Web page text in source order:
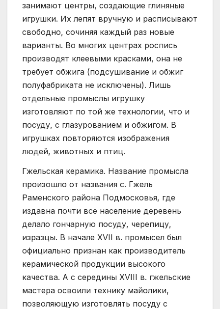
занимают центры, создающие глиняные
игрушки. Их лепят вручную и расписывают
свободно, сочиняя каждый раз новые
варианты. Во многих центрах роспись
производят клеевыми красками, она не
требует обжига (подсушивание и обжиг
полуфабриката не исключены). Лишь
отдельные промыслы игрушку
изготовляют по той же технологии, что и
посуду, с глазурованием и обжигом. В
игрушках повторяются изображения
людей, животных и птиц.
Гжельская керамика. Название промысла
произошло от названия с. Гжель
Раменского района Подмосковья, где
издавна почти все население деревень
делало гончарную посуду, черепицу,
изразцы. В начале XVII в. промысел был
официально признан как производитель
керамической продукции высокого
качества. А с середины XVIII в. гжельские
мастера освоили технику майолики,
позволяющую изготовлять посуду с